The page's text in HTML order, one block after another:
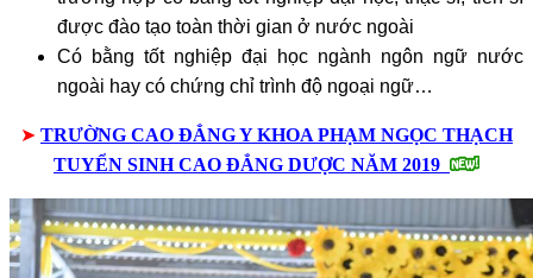
được đào tạo toàn thời gian ở nước ngoài
Có bằng tốt nghiệp đại học ngành ngôn ngữ nước
ngoài hay có chứng chỉ trình độ ngoại ngữ…
➤ TRƯỜNG CAO ĐẲNG Y KHOA PHẠM NGỌC THẠCH
TUYỂN SINH CAO ĐẲNG DƯỢC NĂM 2019